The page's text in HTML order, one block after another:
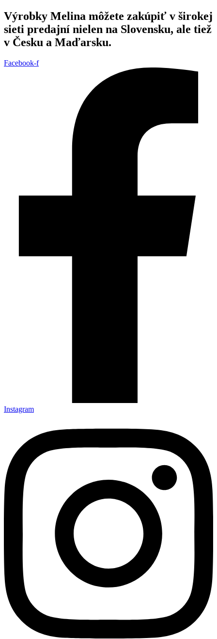
Preskočiť
na
obsah
Výrobky Melina môžete zakúpiť v širokej
sieti predajní nielen na Slovensku, ale tiež
v Česku a Maďarsku.
Facebook-f
Instagram